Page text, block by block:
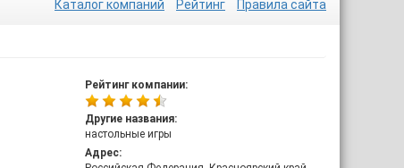
Каталог компаний Рейтинг Правила сайта
Рейтинг компании:
Другие названия:
настольные игры
Адрес: